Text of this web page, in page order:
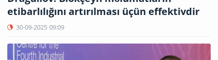
etibarlılığını artırılması üçün effektivdir
30-09-2025 09:09